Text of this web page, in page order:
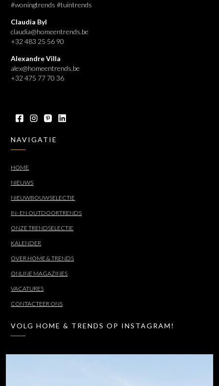
#woningtrends #tuintrends
Claudia Byl
claudia@homeentrends.be
+32 483 25 56 90
Alexandre Villa
alex@homeentrends.be
+32 475 77 70 36
NAVIGATIE
HOME
NIEUWS
NIEUWBOUWSELECTIE
IN- EN OUTDOORTRENDS
ONZE TRENDSELECTIE
KALENDER
OVER HOME & TRENDS
ONLINE MAGAZINES
VACATURES
CONTACTEER ONS
VOLG HOME & TRENDS OP INSTAGRAM!